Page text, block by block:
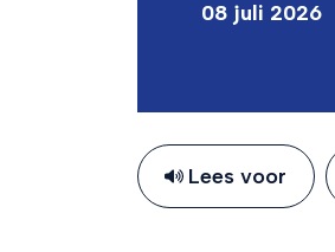
08 juli 2026
Lees voor